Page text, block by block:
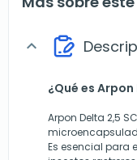
expand_more
¿Qué es
Arpon Delta 2,5
Es esencial para